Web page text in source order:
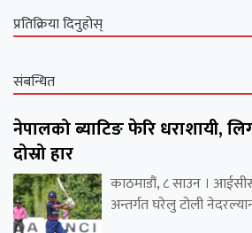
प्रतिक्रिया दिनुहोस्
संबन्धित
नेपालको ब्याटिङ फेरि धराशायी,
दोस्रो हार
काठमाडौं, ८ साउन ।
अन्तर्गत घरेलु टोली